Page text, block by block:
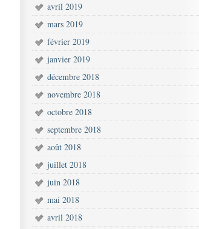
avril 2019
mars 2019
février 2019
janvier 2019
décembre 2018
novembre 2018
octobre 2018
septembre 2018
août 2018
juillet 2018
juin 2018
mai 2018
avril 2018